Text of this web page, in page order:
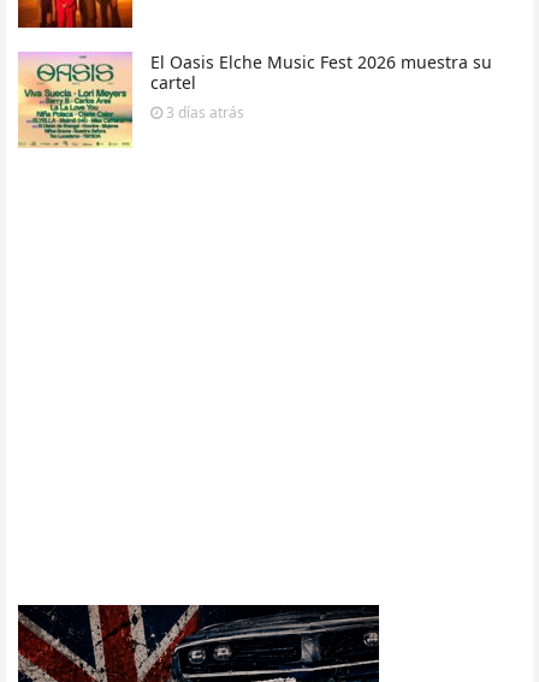
El Oasis Elche Music Fest 2026 muestra su
cartel
3 días atrás